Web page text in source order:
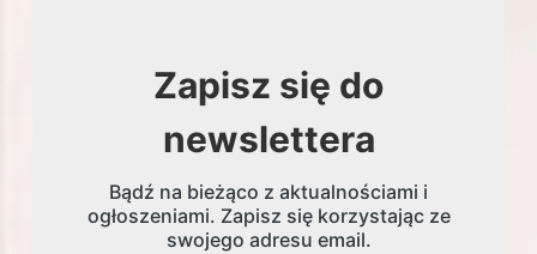
Zapisz się do
newslettera
Bądź na bieżąco z aktualnościami i
ogłoszeniami. Zapisz się korzystając ze
swojego adresu email.